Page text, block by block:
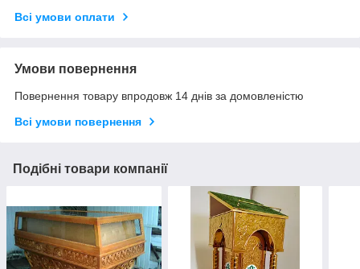
Всі умови оплати
Умови повернення
Повернення товару впродовж 14 днів за домовленістю
Всі умови повернення
Подібні товари компанії